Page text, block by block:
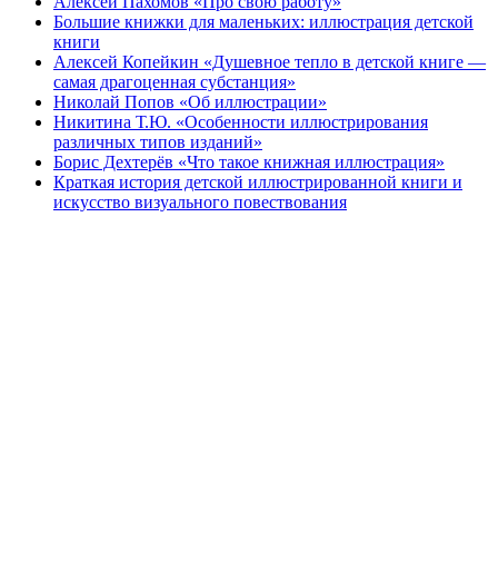
Большие книжки для маленьких: иллюстрация детской
книги
Алексей Копейкин «Душевное тепло в детской книге —
самая драгоценная субстанция»
Николай Попов «Об иллюстрации»
Никитина Т.Ю. «Особенности иллюстрирования
различных типов изданий»
Борис Дехтерёв «Что такое книжная иллюстрация»
Краткая история детской иллюстрированной книги и
искусство визуального повествования